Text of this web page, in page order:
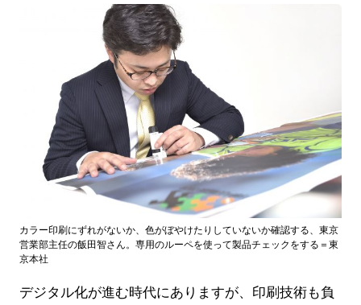
カラー印刷にずれがないか、色がぼやけたりしていないか確認する、東京
営業部主任の飯田智さん。専用のルーペを使って製品チェックをする＝東
京本社
デジタル化が進む時代にありますが、印刷技術も負